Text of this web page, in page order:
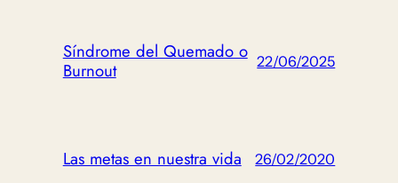
Síndrome del Quemado o
Burnout
22/06/2025
Las metas en nuestra vida 26/02/2020